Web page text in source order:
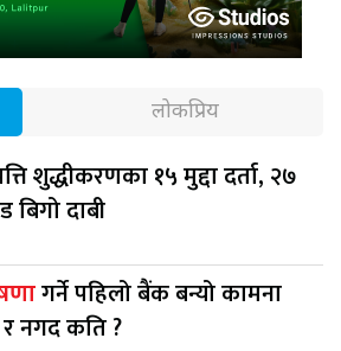
लोकप्रिय
शुद्धीकरणका १५ मुद्दा दर्ता, २७
बिगो दाबी
गर्ने पहिलो बैंक बन्यो कामना
नगद कति ?